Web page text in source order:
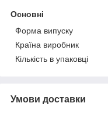
Основні
Форма випуску
Країна виробник
Кількість в упаковці
Умови доставки